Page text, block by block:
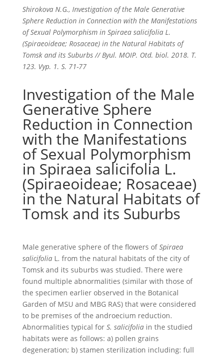
Shirokova N.G., Investigation of the Male Generative
Sphere Reduction in Connection with the Manifestations
of Sexual Polymorphism in Spiraea salicifolia L.
(Spiraeoideae; Rosaceae) in the Natural Habitats of
Tomsk and its Suburbs // Byul. MOIP. Otd. biol. 2018. T.
123. Vyp. 1. S. 71-77
Investigation of the Male
Generative Sphere
Reduction in Connection
with the Manifestations
of Sexual Polymorphism
in Spiraea salicifolia L.
(Spiraeoideae; Rosaceae)
in the Natural Habitats of
Tomsk and its Suburbs
Male generative sphere of the flowers ofSpiraea
salicifoliaL. from the natural habitats of the city of
Tomsk and its suburbs was studied. There were
found multiple abnormalities (similar with those of
the specimen earlier observed in the Botanical
Garden of MSU and MBG RAS) that were considered
to be premises of the androecium reduction.
Abnormalities typical for S. salicifoliain the studied
habitats were as follows: a) pollen grains
degeneration; b) stamen sterilization including: full